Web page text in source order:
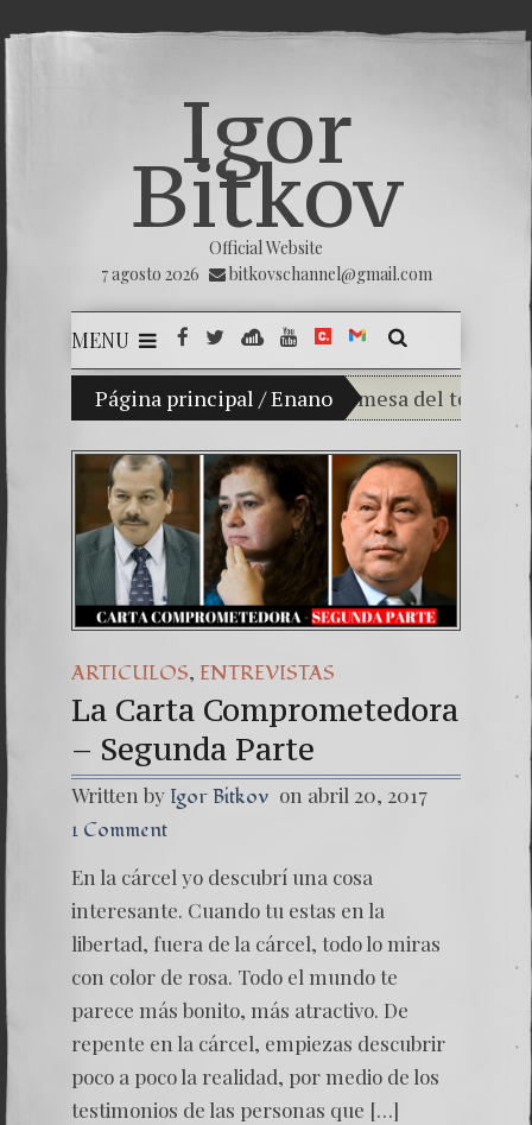
Igor
Bitkov
Official Website
7 agosto 2026
bitkovschannel@gmail.com
MENU
Página principal /Enano
Mi hijo Vladimir Bitkov, una promesa del tenis
Rompiendo el
¿Cómo el banco
El Día de la
Una señal de
7. NUESTRA
ARTICULOS, ENTREVISTAS
La Carta Comprometedora
– Segunda Parte
Written by Igor Bitkov on abril 20, 2017
1 Comment
En la cárcel yo descubrí una cosa
interesante. Cuando tu estas en la
libertad, fuera de la cárcel, todo lo miras
con color de rosa. Todo el mundo te
parece más bonito, más atractivo. De
repente en la cárcel, empiezas descubrir
poco a poco la realidad, por medio de los
testimonios de las personas que […]